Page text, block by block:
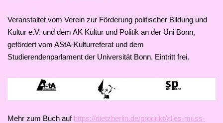
Veranstaltet vom Verein zur Förderung politischer Bildung und
Kultur e.V. und dem AK Kultur und Politik an der Uni Bonn,
gefördert vom AStA-Kulturreferat und dem
Studierendenparlament der Universität Bonn. Eintritt frei.
Mehr zum Buch auf https://dietzberlin.de/produkt/alles-muss-